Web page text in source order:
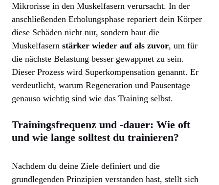
Mikrorisse in den Muskelfasern verursacht. In der
anschließenden Erholungsphase repariert dein Körper
diese Schäden nicht nur, sondern baut die
Muskelfasern stärker wieder auf als zuvor, um für
die nächste Belastung besser gewappnet zu sein.
Dieser Prozess wird Superkompensation genannt. Er
verdeutlicht, warum Regeneration und Pausentage
genauso wichtig sind wie das Training selbst.
Trainingsfrequenz und -dauer: Wie oft
und wie lange solltest du trainieren?
Nachdem du deine Ziele definiert und die
grundlegenden Prinzipien verstanden hast, stellt sich